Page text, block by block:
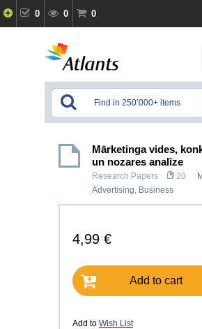
0 0 0
Mārketinga vides,
un nozares analīze
Research Papers 20
Advertising, Business
4,99 €
Add to cart
Add to Wish List